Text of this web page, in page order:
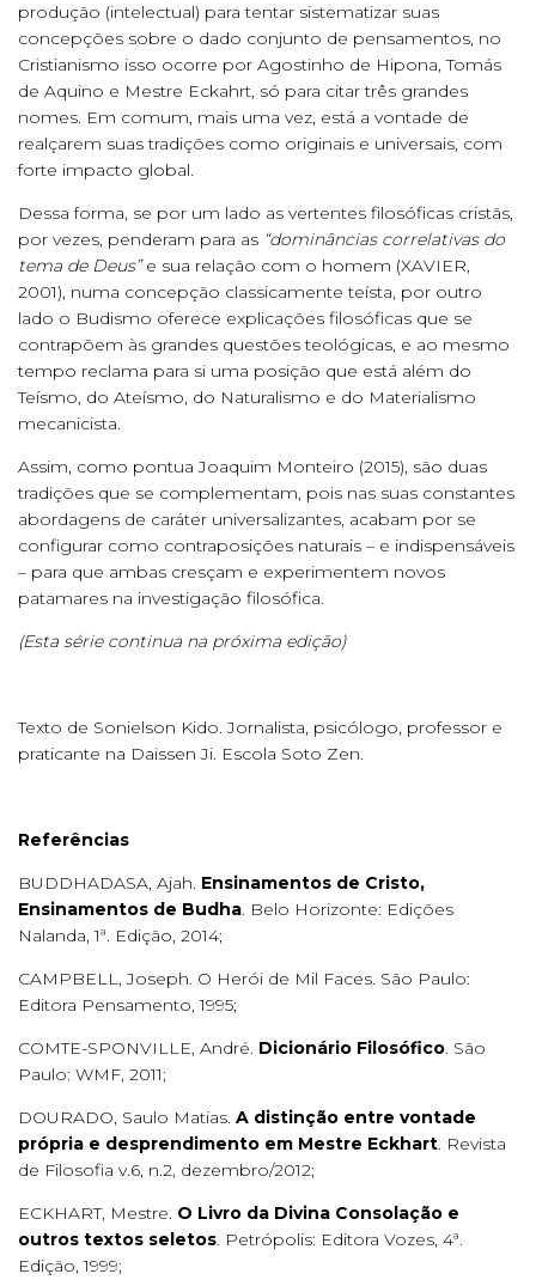
produção (intelectual) para tentar sistematizar suas
concepções sobre o dado conjunto de pensamentos, no
Cristianismo isso ocorre por Agostinho de Hipona, Tomás
de Aquino e Mestre Eckahrt, só para citar três grandes
nomes. Em comum, mais uma vez, está a vontade de
realçarem suas tradições como originais e universais, com
forte impacto global.
Dessa forma, se por um lado as vertentes filosóficas cristãs,
por vezes, penderam para as “dominâncias correlativas do
tema de Deus”e sua relação com o homem (XAVIER,
2001), numa concepção classicamente teísta, por outro
lado o Budismo oferece explicações filosóficas que se
contrapõem às grandes questões teológicas, e ao mesmo
tempo reclama para si uma posição que está além do
Teísmo, do Ateísmo, do Naturalismo e do Materialismo
mecanicista.
Assim, como pontua Joaquim Monteiro (2015), são duas
tradições que se complementam, pois nas suas constantes
abordagens de caráter universalizantes, acabam por se
configurar como contraposições naturais – e indispensáveis
– para que ambas cresçam e experimentem novos
patamares na investigação filosófica.
(Esta série continua na próxima edição)
Texto de Sonielson Kido. Jornalista, psicólogo, professor e
praticante na Daissen Ji. Escola Soto Zen.
Referências
BUDDHADASA, Ajah. Ensinamentos de Cristo,
Ensinamentos de Budha. Belo Horizonte: Edições
Nalanda, 1ª. Edição, 2014;
CAMPBELL, Joseph. O Herói de Mil Faces. São Paulo:
Editora Pensamento, 1995;
COMTE-SPONVILLE, André. Dicionário Filosófico. São
Paulo: WMF, 2011;
DOURADO, Saulo Matias. A distinção entre vontade
própria e desprendimento em Mestre Eckhart. Revista
de Filosofia v.6, n.2, dezembro/2012;
ECKHART, Mestre. O Livro da Divina Consolação e
outros textos seletos. Petrópolis: Editora Vozes, 4ª.
Edição, 1999;